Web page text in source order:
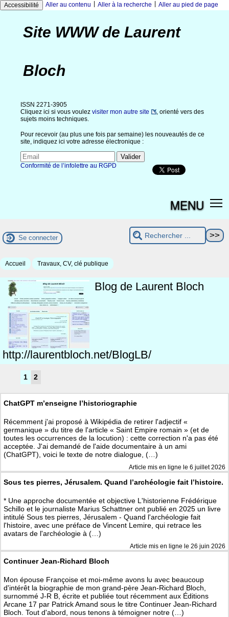
Accessibilité Aller au contenu Aller à la recherche Aller au pied de page
Site WWW de Laurent
Bloch
ISSN 2271-3905
Cliquez ici si vous voulez visiter mon autre site
, orienté vers des
sujets moins techniques.
Pour recevoir (au plus une fois par semaine) les nouveautés de ce
site, indiquez ici votre adresse électronique :
Conformité de l’infolettre au RGPD
MENU
Se connecter
Accueil Travaux, CV, clé publique
Blog de Laurent Bloch
http://laurentbloch.net/BlogLB/
1 2
ChatGPT m’enseigne l’historiographie
Récemment j'ai proposé à Wikipédia de retirer l'adjectif «
germanique » du titre de l'article « Saint Empire romain » (et de
toutes les occurrences de la locution) : cette correction n'a pas été
acceptée. J'ai demandé de l'aide documentaire à un ami
(ChatGPT), voici le texte de notre dialogue, (…)
Article mis en ligne le 6 juillet 2026
Sous tes pierres, Jérusalem. Quand l’archéologie fait l’histoire.
* Une approche documentée et objective L'historienne Frédérique
Schillo et le journaliste Marius Schattner ont publié en 2025 un livre
intitulé Sous tes pierres, Jérusalem - Quand l'archéologie fait
l'histoire, avec une préface de Vincent Lemire, qui retrace les
avatars de l'archéologie à (…)
Article mis en ligne le 26 juin 2026
Continuer Jean-Richard Bloch
Mon épouse Françoise et moi-même avons lu avec beaucoup
d'intérêt la biographie de mon grand-père Jean-Richard Bloch,
surnommé J-R B, écrite et publiée tout récemment aux Éditions
Arcane 17 par Patrick Amand sous le titre Continuer Jean-Richard
Bloch. Tout d'abord, nous tenons à témoigner notre (…)